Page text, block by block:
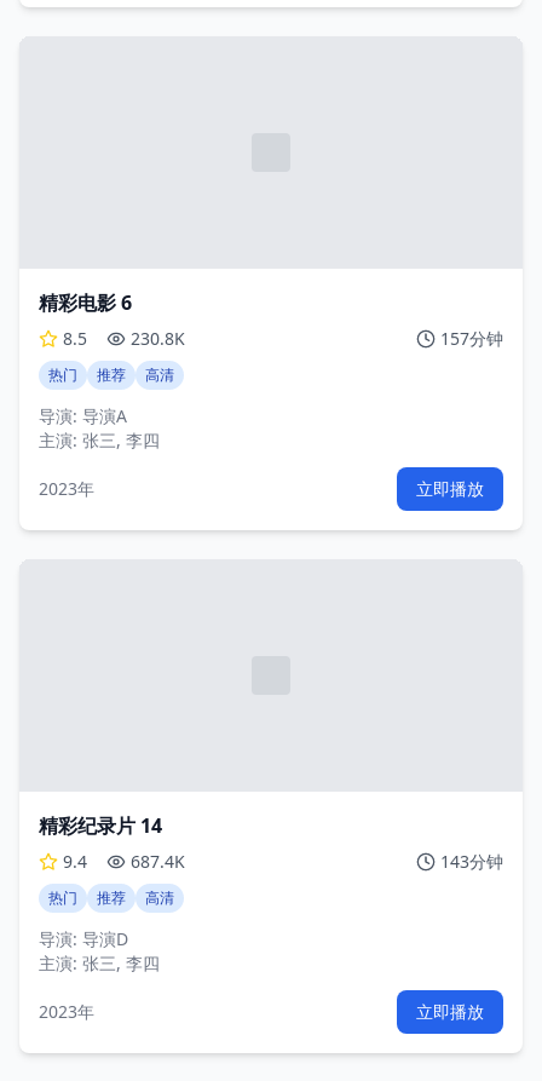
精彩电影 6
8.5 230.8K 157分钟
热门 推荐 高清
导演: 导演A
主演: 张三, 李四
2023年 立即播放
精彩纪录片 14
9.4 687.4K 143分钟
热门 推荐 高清
导演: 导演D
主演: 张三, 李四
2023年 立即播放